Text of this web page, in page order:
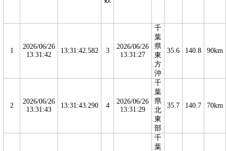
1
2026/06/26
13:31:42
13:31:42.582 3
2026/06/26
13:31:27
千
葉
県
東
方
沖
35.6 140.8 90km
2
2026/06/26
13:31:43
13:31:43.290 4
2026/06/26
13:31:29
千
葉
県
北
東
部
35.7 140.7 70km
千
葉